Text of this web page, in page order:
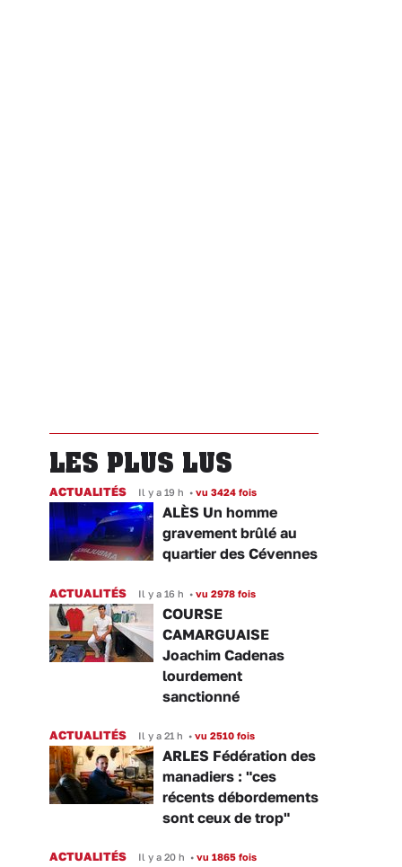
LES PLUS LUS
ACTUALITÉS Il y a 19 h • vu 3424 fois
ALÈS Un homme
gravement brûlé au
quartier des Cévennes
ACTUALITÉS Il y a 16 h • vu 2978 fois
COURSE
CAMARGUAISE
Joachim Cadenas
lourdement
sanctionné
ACTUALITÉS Il y a 21 h • vu 2510 fois
ARLES Fédération des
manadiers : "ces
récents débordements
sont ceux de trop"
ACTUALITÉS Il y a 20 h • vu 1865 fois